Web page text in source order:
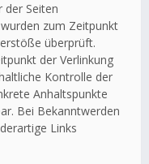
der Seiten
zum Zeitpunkt
überprüft.
der Verlinkung
Kontrolle der
Anhaltspunkte
Bei Bekanntwerden
Links